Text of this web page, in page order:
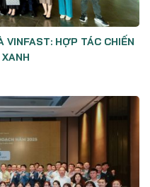
VINFAST: HỢP TÁC CHIẾN